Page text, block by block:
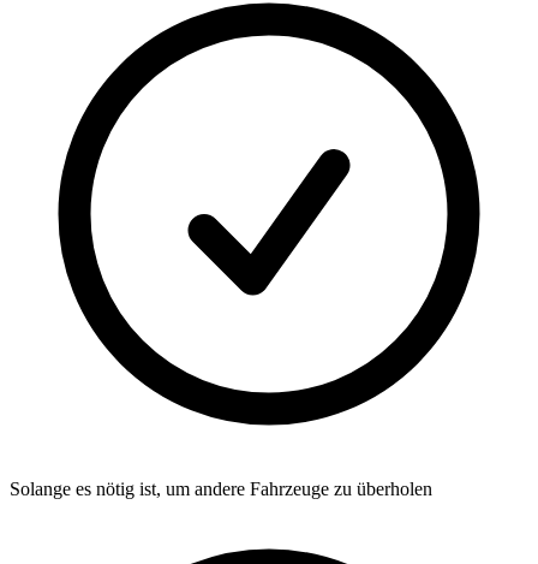
Solange es nötig ist, um andere Fahrzeuge zu überholen